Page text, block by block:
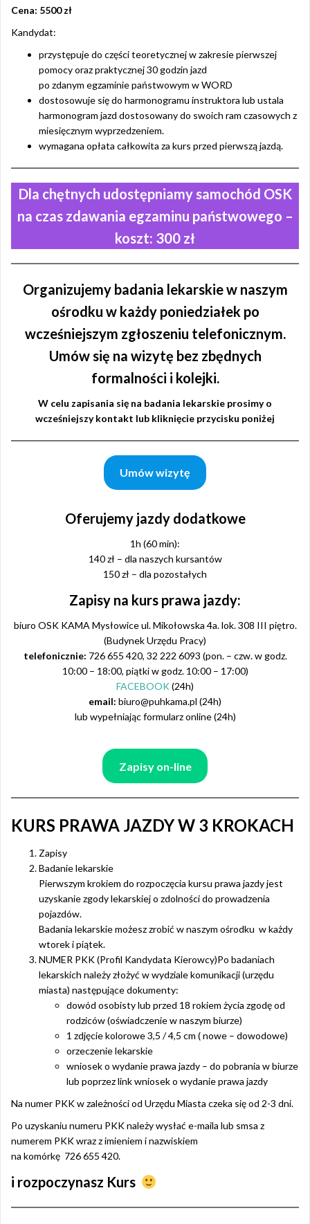
Cena: 5500 zł
Kandydat:
przystępuje do części teoretycznej w zakresie pierwszej
pomocy oraz praktycznej 30 godzin jazd
po zdanym egzaminie państwowym w WORD
dostosowuje się do harmonogramu instruktora lub ustala
harmonogram jazd dostosowany do swoich ram czasowych z
miesięcznym wyprzedzeniem.
wymagana opłata całkowita za kurs przed pierwszą jazdą.
Dla chętnych udostępniamy samochód OSK
na czas zdawania egzaminu państwowego –
koszt: 300 zł
Organizujemy badania lekarskie w naszym
ośrodku w każdy poniedziałek po
wcześniejszym zgłoszeniu telefonicznym.
Umów się na wizytę bez zbędnych
formalności i kolejki.
W celu zapisania się na badania lekarskie prosimy o
wcześniejszy kontakt lub kliknięcie przycisku poniżej
Umów wizytę
Oferujemy jazdy dodatkowe
1h (60 min):
140 zł – dla naszych kursantów
150 zł – dla pozostałych
Zapisy na kurs prawa jazdy:
biuro OSK KAMA Mysłowice ul. Mikołowska 4a. lok. 308 III piętro.
(Budynek Urzędu Pracy)
telefonicznie: 726 655 420, 32 222 6093 (pon. – czw. w godz.
10:00 – 18:00, piątki w godz. 10:00 – 17:00)
FACEBOOK(24h)
email: biuro@puhkama.pl (24h)
lub wypełniając formularz online (24h)
Zapisy on-line
KURS PRAWA JAZDY W 3 KROKACH
Zapisy
Badanie lekarskie
Pierwszym krokiem do rozpoczęcia kursu prawa jazdy jest
uzyskanie zgody lekarskiej o zdolności do prowadzenia
pojazdów.
Badania lekarskie możesz zrobić w naszym ośrodku w każdy
wtorek i piątek.
NUMER PKK (Profil Kandydata Kierowcy)Po badaniach
lekarskich należy złożyć w wydziale komunikacji (urzędu
miasta) następujące dokumenty:
dowód osobisty lub przed 18 rokiem życia zgodę od
rodziców (oświadczenie w naszym biurze)
1 zdjęcie kolorowe 3,5 / 4,5 cm ( nowe – dowodowe)
orzeczenie lekarskie
wniosek o wydanie prawa jazdy – do pobrania w biurze
lub poprzez link wniosek o wydanie prawa jazdy
Na numer PKK w zależności od Urzędu Miasta czeka się od 2-3 dni.
Po uzyskaniu numeru PKK należy wysłać e-maila lub smsa z
numerem PKK wraz z imieniem i nazwiskiem
na komórkę 726 655 420.
i rozpoczynasz Kurs